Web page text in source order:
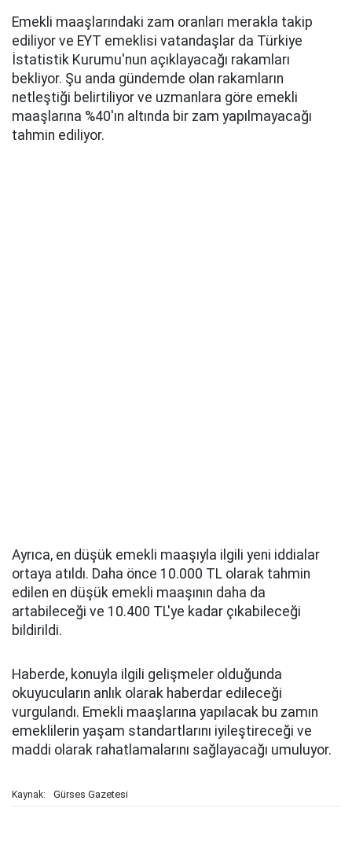
Emekli maaşlarındaki zam oranları merakla takip
ediliyor ve EYT emeklisi vatandaşlar da Türkiye
İstatistik Kurumu'nun açıklayacağı rakamları
bekliyor. Şu anda gündemde olan rakamların
netleştiği belirtiliyor ve uzmanlara göre emekli
maaşlarına %40'ın altında bir zam yapılmayacağı
tahmin ediliyor.
Ayrıca, en düşük emekli maaşıyla ilgili yeni iddialar
ortaya atıldı. Daha önce 10.000 TL olarak tahmin
edilen en düşük emekli maaşının daha da
artabileceği ve 10.400 TL'ye kadar çıkabileceği
bildirildi.
Haberde, konuyla ilgili gelişmeler olduğunda
okuyucuların anlık olarak haberdar edileceği
vurgulandı. Emekli maaşlarına yapılacak bu zamın
emeklilerin yaşam standartlarını iyileştireceği ve
maddi olarak rahatlamalarını sağlayacağı umuluyor.
Kaynak: Gürses Gazetesi